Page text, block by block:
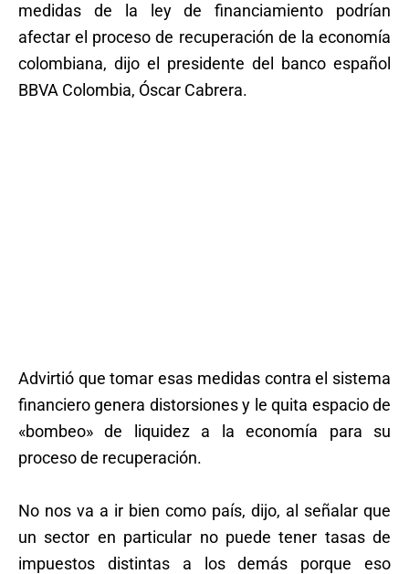
medidas de la ley de financiamiento podrían
afectar el proceso de recuperación de la economía
colombiana, dijo el presidente del banco español
BBVA Colombia, Óscar Cabrera.
Advirtió que tomar esas medidas contra el sistema
financiero genera distorsiones y le quita espacio de
«bombeo» de liquidez a la economía para su
proceso de recuperación.
No nos va a ir bien como país, dijo, al señalar que
un sector en particular no puede tener tasas de
impuestos distintas a los demás porque eso